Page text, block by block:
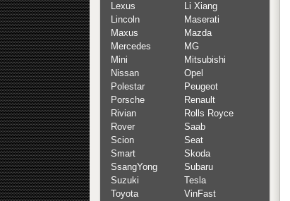
Lexus
Li Xiang
Lincoln
Maserati
Maxus
Mazda
Mercedes
MG
Mini
Mitsubishi
Nissan
Opel
Polestar
Peugeot
Porsche
Renault
Rivian
Rolls Royce
Rover
Saab
Scion
Seat
Smart
Skoda
SsangYong
Subaru
Suzuki
Tesla
Toyota
VinFast